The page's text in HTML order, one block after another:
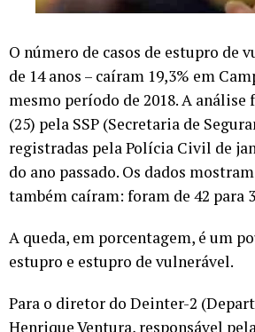
O número de casos de estupro de
de 14 anos – caíram 19,3% em
mesmo período de 2018. A
(25) pela SSP (Secretaria de
registradas pela Polícia Civil de
do ano passado. Os dados
também caíram: foram de 42 para
A queda, em porcentagem, é um
estupro e estupro de vulnerável.
Para o diretor do Deinter-2
Henrique Ventura, responsável